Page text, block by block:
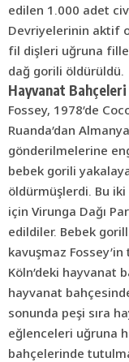
edilen 1.000 adet
Devriyelerinin aktif
fil dişleri uğruna
dağ gorili öldürüldü.
Hayvanat
Fossey, 1978’de
Ruanda’dan
gönderilmelerine
bebek gorili
öldürmüşlerdi. Bu
için Virunga Dağı
edildiler. Bebek
kavuşmaz
Köln’deki hayvanat
hayvanat
sonunda peşi sıra
eğlenceleri uğruna
bahçelerinde